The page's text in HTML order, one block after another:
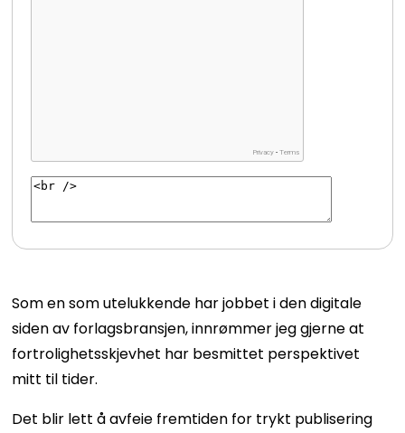
Som en som utelukkende har jobbet i den digitale
siden av forlagsbransjen, innrømmer jeg gjerne at
fortrolighetsskjevhet har besmittet perspektivet
mitt til tider.
Det blir lett å avfeie fremtiden for trykt publisering